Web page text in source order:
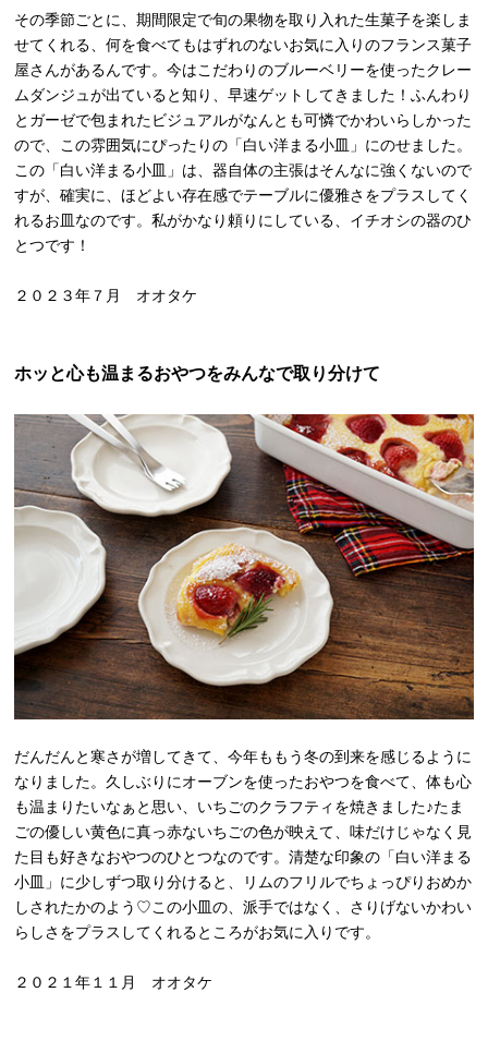
その季節ごとに、期間限定で旬の果物を取り入れた生菓子を楽しま
せてくれる、何を食べてもはずれのないお気に入りのフランス菓子
屋さんがあるんです。今はこだわりのブルーベリーを使ったクレー
ムダンジュが出ていると知り、早速ゲットしてきました！ふんわり
とガーゼで包まれたビジュアルがなんとも可憐でかわいらしかった
ので、この雰囲気にぴったりの「白い洋まる小皿」にのせました。
この「白い洋まる小皿」は、器自体の主張はそんなに強くないので
すが、確実に、ほどよい存在感でテーブルに優雅さをプラスしてく
れるお皿なのです。私がかなり頼りにしている、イチオシの器のひ
とつです！
２０２３年７月 オオタケ
ホッと心も温まるおやつをみんなで取り分けて
だんだんと寒さが増してきて、今年ももう冬の到来を感じるように
なりました。久しぶりにオーブンを使ったおやつを食べて、体も心
も温まりたいなぁと思い、いちごのクラフティを焼きました♪たま
ごの優しい黄色に真っ赤ないちごの色が映えて、味だけじゃなく見
た目も好きなおやつのひとつなのです。清楚な印象の「白い洋まる
小皿」に少しずつ取り分けると、リムのフリルでちょっぴりおめか
しされたかのよう♡この小皿の、派手ではなく、さりげないかわい
らしさをプラスしてくれるところがお気に入りです。
２０２１年１１月 オオタケ